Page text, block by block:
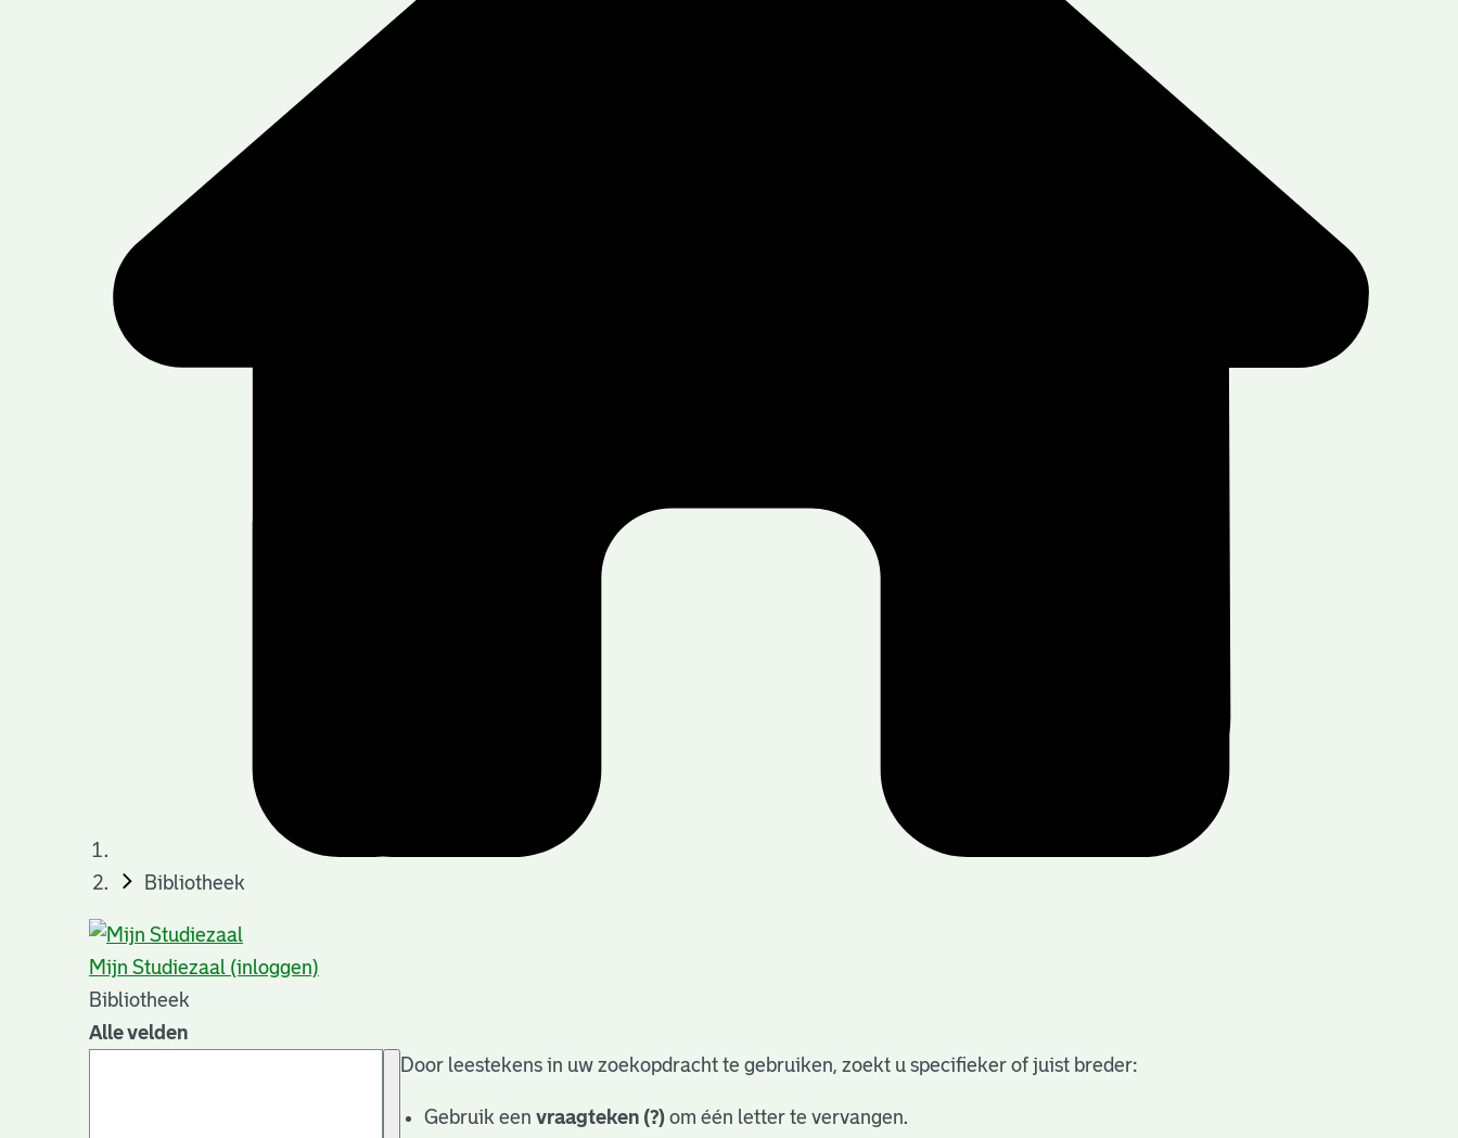
Bibliotheek
Mijn Studiezaal (inloggen)
Bibliotheek
Alle velden
Door leestekens in uw zoekopdracht te gebruiken, zoekt u specifieker of juist breder:
Gebruik eenvraagteken (?) om één letter te vervangen.